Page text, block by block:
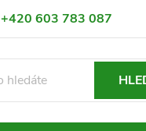
+420 603 783 087